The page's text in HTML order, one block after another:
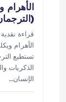
الأهرام
قراءة
الأهرام
تستطيع
الذكريات
الإنسان…